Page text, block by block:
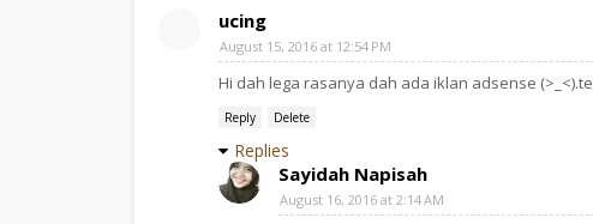
ucing
August 15, 2016 at 12:54 PM
Hi dah lega rasanya dah ada iklan adsense
Reply Delete
Replies
Sayidah Napisah
August 16, 2016 at 2:14 AM